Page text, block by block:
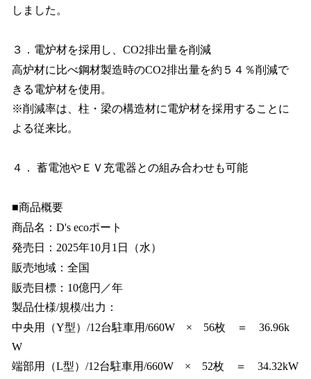
しました。
３．電炉材を採用し、CO2排出量を削減
高炉材に比べ鋼材製造時のCO2排出量を約５４％削減で
きる電炉材を使用。
※削減率は、柱・梁の構造材に電炉材を採用することに
よる従来比。
４． 蓄電池やＥＶ充電器との組み合わせも可能
■商品概要
商品名：D's ecoポート
発売日：2025年10月1日（水）
販売地域：全国
販売目標：10億円／年
製品仕様/規模/出力：
中央用（Y型）/12台駐車用/660W × 56枚 ＝ 36.96k
W
端部用（L型）/12台駐車用/660W × 52枚 ＝ 34.32kW